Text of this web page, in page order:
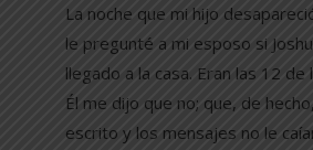
La noche que mi hijo
le pregunté a mi esposo si
llegado a la casa. Eran las 12 de
Él me dijo que no; que, de
escrito y los mensajes no le